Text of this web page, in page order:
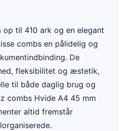
op til 410 ark og en elegant
combs en pålidelig og
De
fleksibilitet og æstetik,
til både daglig brug og
combs Hvide A4 45 mm
altid fremstår